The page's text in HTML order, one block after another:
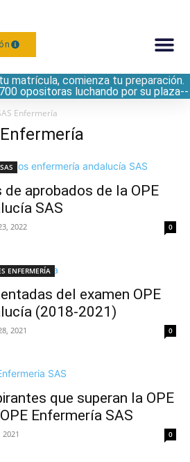
matrícula, comienza tu preparación.
opositoras luchando por su plaza--
Enfermería
aprobados de la OPE
SAS
2022 0
ENFERMERÍA
del examen OPE
(2018-2021)
2021 0
que superan la OPE
Enfermería SAS
0